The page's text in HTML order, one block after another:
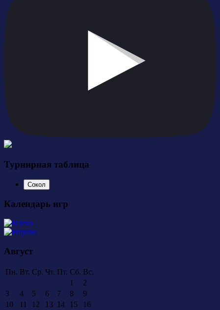
Турнирная таблица
Сокол
Календарь игр
Август
Пн. Вт. Ср. Чт. Пт. Сб. Вс.
1
2
3
4 5 6 7 8
9
10
11 12 13 14 15
16